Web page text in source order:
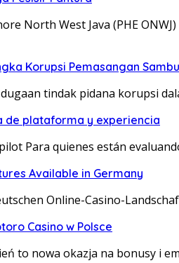
North West Java (PHE
Korupsi Pemasangan
dugaan tindak pidana korupsi
de plataforma y experiencia
Para quienes están
Available in Germany
Online-Casino-
Casino w Polsce
to nowa okazja na bonusy i